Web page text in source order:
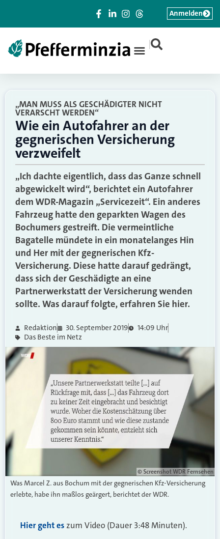
|
Anmelden
„MAN MUSS ALS GESCHÄDIGTER NICHT
VERARSCHT WERDEN“
Wie ein Autofahrer an der
gegnerischen Versicherung
verzweifelt
„Ich dachte eigentlich, dass das Ganze schnell
abgewickelt wird“, berichtet ein Autofahrer
dem WDR-Magazin „Servicezeit“. Ein anderes
Fahrzeug hatte den geparkten Wagen des
Bochumers gestreift. Die vermeintliche
Bagatelle mündete in ein monatelanges Hin
und Her mit der gegnerischen Kfz-
Versicherung. Diese hatte darauf gedrängt,
dass sich der Geschädigte an eine
Partnerwerkstatt der Versicherung wenden
sollte. Was darauf folgte, erfahren Sie hier.
Redaktion 30. September 2019
14:09 Uhr
Das Beste im Netz
© Screenshot WDR Fernsehen
Was Marcel Z. aus Bochum mit der gegnerischen Kfz-Versicherung
erlebte, habe ihn maßlos geärgert, berichtet der WDR.
Hier geht eszum Video (Dauer 3:48 Minuten).